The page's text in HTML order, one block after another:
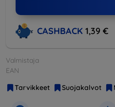
CASHBACK 1,39 €
Valmistaja
EAN
Tarvikkeet
Suojakalvot